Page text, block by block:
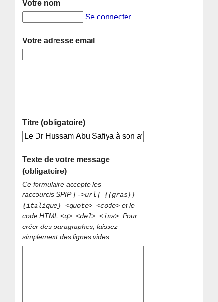
Votre nom
Se connecter
Votre adresse email
Titre (obligatoire)
Texte de votre message
(obligatoire)
Ce formulaire accepte les
raccourcis SPIP [->url] {{gras}}
{italique} <quote> <code> et le
code HTML<q> <del> <ins>. Pour
créer des paragraphes, laissez
simplement des lignes vides.